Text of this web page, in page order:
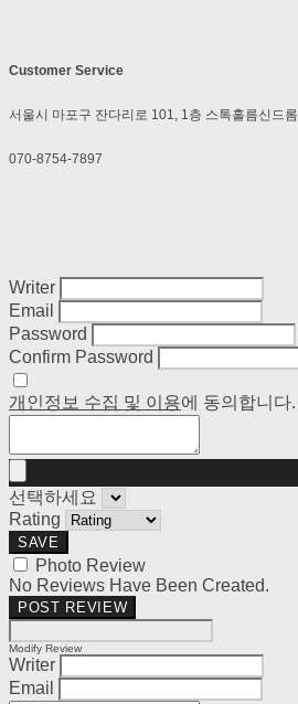
Customer Service
서울시 마포구 잔다리로 101, 1층 스톡홀름신드롬
070-8754-7897
Writer
Email
Password
Confirm Password
개인정보 수집 및 이용에 동의합니다.
선택하세요
Rating
SAVE
Photo Review
No Reviews Have Been Created.
POST REVIEW
Modify Review
Writer
Email